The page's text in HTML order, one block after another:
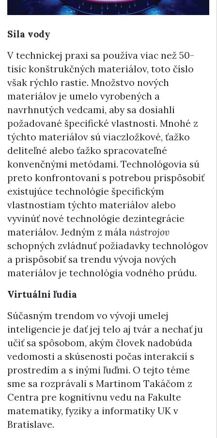
Sila vody
V technickej praxi sa používa viac než 50-
tisíc konštrukčných materiálov, toto číslo
však rýchlo rastie. Množstvo nových
materiálov je umelo vyrobených a
navrhnutých vedcami, aby sa dosiahli
požadované špecifické vlastnosti. Mnohé z
týchto materiálov sú viaczložkové, ťažko
deliteľné alebo ťažko spracovateľné
konvenčnými metódami. Technológovia sú
preto konfrontovaní s potrebou prispôsobiť
existujúce technológie špecifickým
vlastnostiam týchto materiálov alebo
vyvinúť nové technológie dezintegrácie
materiálov. Jedným z mála nástrojov
schopných zvládnuť požiadavky technológov
a prispôsobiť sa trendu vývoja nových
materiálov je technológia vodného prúdu.
Virtuálni ľudia
Súčasným trendom vo vývoji umelej
inteligencie je dať jej telo aj tvár a nechať ju
učiť sa spôsobom, akým človek nadobúda
vedomosti a skúsenosti počas interakcií s
prostredím a s inými ľuďmi. O tejto téme
sme sa rozprávali s Martinom Takáčom z
Centra pre kognitívnu vedu na Fakulte
matematiky, fyziky a informatiky UK v
Bratislave.